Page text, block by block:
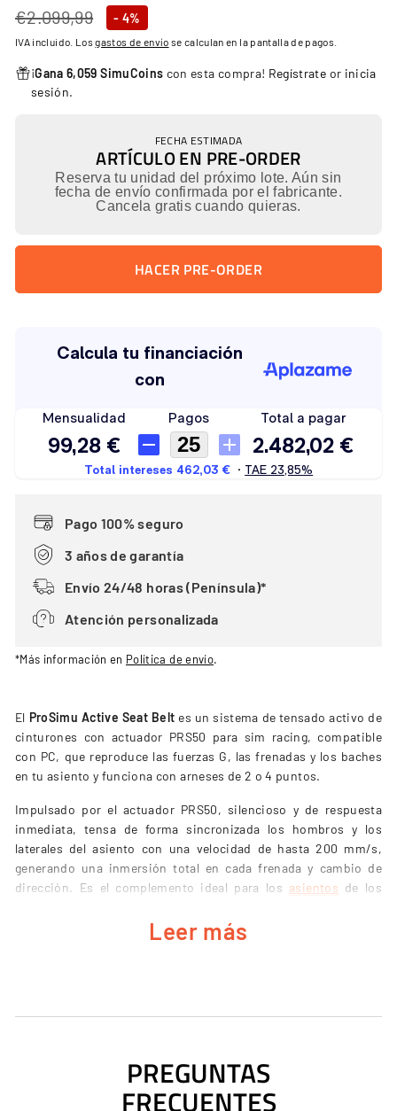
Precio
habitual
€2.099,99€2.099,99
Precio
de
oferta
- 4%
IVA incluido. Losgastos de envío se calculan en la pantalla de pagos.
¡Gana 6,059 SimuCoins con esta compra! Regístrate or inicia
sesión.
FECHA ESTIMADA
ARTÍCULO EN PRE-ORDER
Reserva tu unidad del próximo lote. Aún sin
fecha de envío confirmada por el fabricante.
Cancela gratis cuando quieras.
HACER PRE-ORDER
Pago 100% seguro
3 años de garantía
Envío 24/48 horas (Península)*
Atención personalizada
*Más información en Política de envío.
El ProSimu Active Seat Belt es un sistema de tensado activo de
cinturones con actuador PRS50 para sim racing, compatible
con PC, que reproduce las fuerzas G, las frenadas y los baches
en tu asiento y funciona con arneses de 2 o 4 puntos.
Impulsado por el actuador PRS50, silencioso y de respuesta
inmediata, tensa de forma sincronizada los hombros y los
laterales del asiento con una velocidad de hasta 200 mm/s,
generando una inmersión total en cada frenada y cambio de
dirección. Es el complemento ideal para los asientos de los
Velocidad de tensión de hasta 200 mm/s para una respuesta
Leer más
PREGUNTAS
FRECUENTES